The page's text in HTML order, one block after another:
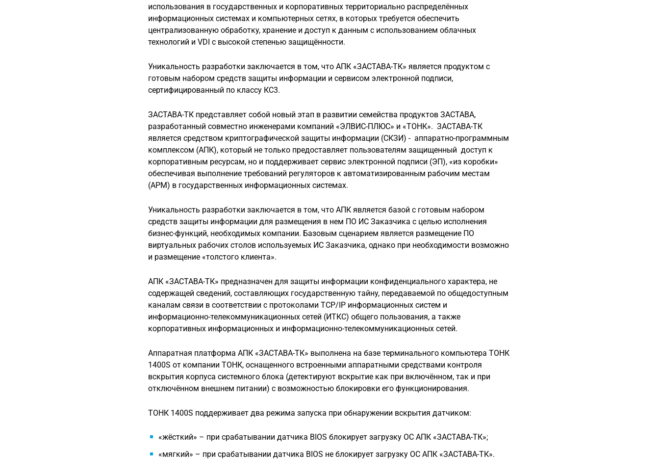
использования в государственных и корпоративных территориально распределённых
информационных системах и компьютерных сетях, в которых требуется обеспечить
централизованную обработку, хранение и доступ к данным с использованием облачных
технологий и VDI с высокой степенью защищённости.
Уникальность разработки заключается в том, что АПК «ЗАСТАВА-ТК» является продуктом с
готовым набором средств защиты информации и сервисом электронной подписи,
сертифицированный по классу КС3.
ЗАСТАВА-ТК представляет собой новый этап в развитии семейства продуктов ЗАСТАВА,
разработанный совместно инженерами компаний «ЭЛВИС-ПЛЮС» и «ТОНК». ЗАСТАВА-ТК
является средством криптографической защиты информации (СКЗИ) - аппаратно-программным
комплексом (АПК), который не только предоставляет пользователям защищенный доступ к
корпоративным ресурсам, но и поддерживает сервис электронной подписи (ЭП), «из коробки»
обеспечивая выполнение требований регуляторов к автоматизированным рабочим местам
(АРМ) в государственных информационных системах.
Уникальность разработки заключается в том, что АПК является базой с готовым набором
средств защиты информации для размещения в нем ПО ИС Заказчика с целью исполнения
бизнес-функций, необходимых компании. Базовым сценарием является размещение ПО
виртуальных рабочих столов используемых ИС Заказчика, однако при необходимости возможно
и размещение «толстого клиента».
АПК «ЗАСТАВА-ТК» предназначен для защиты информации конфиденциального характера, не
содержащей сведений, составляющих государственную тайну, передаваемой по общедоступным
каналам связи в соответствии с протоколами TCP/IP информационных систем и
информационно-телекоммуникационных сетей (ИТКС) общего пользования, а также
корпоративных информационных и информационно-телекоммуникационных сетей.
Аппаратная платформа АПК «ЗАСТАВА-ТК» выполнена на базе терминального компьютера ТОНК
1400S от компании ТОНК, оснащенного встроенными аппаратными средствами контроля
вскрытия корпуса системного блока (детектируют вскрытие как при включённом, так и при
отключённом внешнем питании) с возможностью блокировки его функционирования.
ТОНК 1400S поддерживает два режима запуска при обнаружении вскрытия датчиком:
«жёсткий» – при срабатывании датчика BIOS блокирует загрузку ОС АПК «ЗАСТАВА-ТК»;
«мягкий» – при срабатывании датчика BIOS не блокирует загрузку ОС АПК «ЗАСТАВА-ТК».